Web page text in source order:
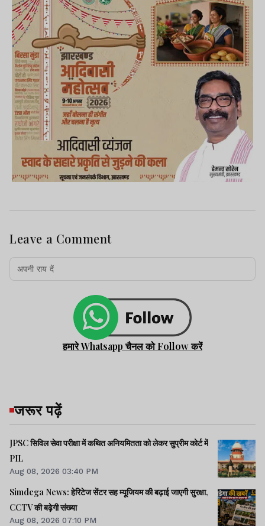
Leave a Comment
हमारे Whatsapp चैनल को Follow करें
जरूर पढ़ें
JPSC सिविल सेवा परीक्षा में कथित अनियमितता को लेकर सुप्रीम कोर्ट में
PIL
Aug 08, 2026 03:40 PM
Simdega News: हेरिटेज सेंटर सह म्यूजियम की बढ़ाई जाएगी सुरक्षा,
CCTV की बढ़ेगी संख्या
Aug 08, 2026 07:10 PM